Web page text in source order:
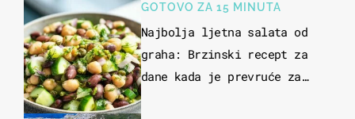
GOTOVO ZA 15 MINUTA
Najbolja ljetna salata od
graha: Brzinski recept za
dane kada je prevruće za